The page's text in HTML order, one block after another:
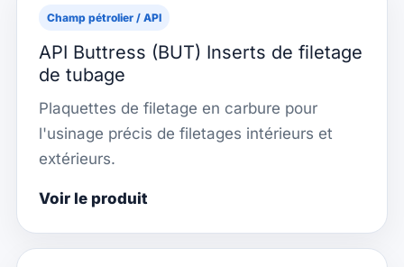
Champ pétrolier / API
API Buttress (BUT) Inserts de filetage
de tubage
Plaquettes de filetage en carbure pour
l'usinage précis de filetages intérieurs et
extérieurs.
Voir le produit